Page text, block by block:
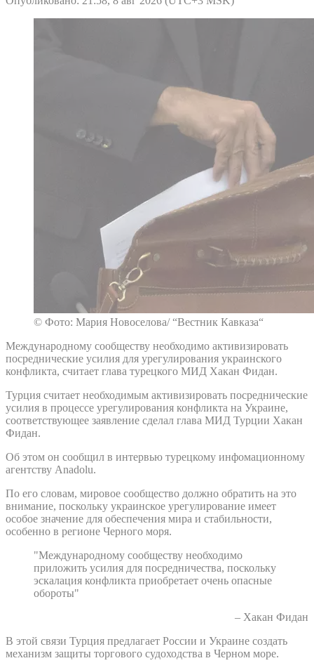
© Фото: Мария Новоселова/ “Вестник Кавказа“
Международному сообществу необходимо активизировать
посреднические усилия для урегулирования украинского
конфликта, считает глава турецкого МИД Хакан Фидан.
Турция считает необходимым активизировать посреднические
усилия в процессе урегулирования конфликта на Украине,
соответствующее заявление сделал глава МИД Турции Хакан
Фидан.
Об этом он сообщил в интервью турецкому инфомационному
агентству Anadolu.
По его словам, мировое сообщество должно обратить на это
внимание, поскольку украинское урегулирование имеет
особое значение для обеспечения мира и стабильности,
особенно в регионе Черного моря.
"Международному сообществу необходимо
приложить усилия для посредничества, поскольку
эскалация конфликта приобретает очень опасные
обороты"
– Хакан Фидан
В этой связи Турция предлагает России и Украине создать
механизм защиты торгового судоходства в Черном море.